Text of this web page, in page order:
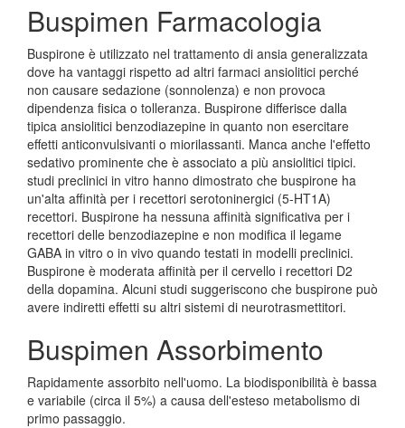
Buspimen Farmacologia
Buspirone è utilizzato nel trattamento di ansia generalizzata
dove ha vantaggi rispetto ad altri farmaci ansiolitici perché
non causare sedazione (sonnolenza) e non provoca
dipendenza fisica o tolleranza. Buspirone differisce dalla
tipica ansiolitici benzodiazepine in quanto non esercitare
effetti anticonvulsivanti o miorilassanti. Manca anche l'effetto
sedativo prominente che è associato a più ansiolitici tipici.
studi preclinici in vitro hanno dimostrato che buspirone ha
un'alta affinità per i recettori serotoninergici (5-HT1A)
recettori. Buspirone ha nessuna affinità significativa per i
recettori delle benzodiazepine e non modifica il legame
GABA in vitro o in vivo quando testati in modelli preclinici.
Buspirone è moderata affinità per il cervello i recettori D2
della dopamina. Alcuni studi suggeriscono che buspirone può
avere indiretti effetti su altri sistemi di neurotrasmettitori.
Buspimen Assorbimento
Rapidamente assorbito nell'uomo. La biodisponibilità è bassa
e variabile (circa il 5%) a causa dell'esteso metabolismo di
primo passaggio.